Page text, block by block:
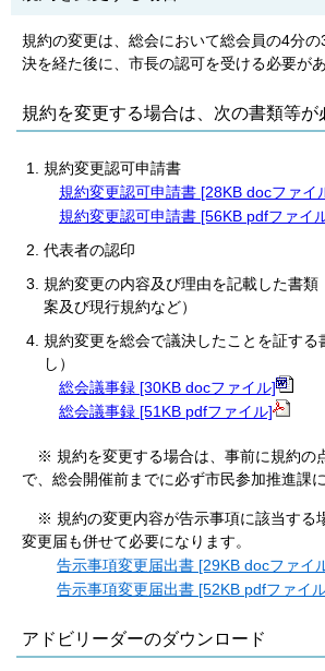
規約の変更は、総会において総会員の4分
決を経た後に、市長の認可を受ける必要があ
規約を変更する場合は、次の書類等が
規約変更認可申請書
規約変更認可申請書 [28KB docファイ
規約変更認可申請書 [56KB pdfファイ
代表者の認印
規約変更の内容及び理由を記載した書類
案及び現行規約など）
規約変更を総会で議決したことを証する
し）
総会議事録 [30KB docファイル]
総会議事録 [51KB pdfファイル]
※ 規約を変更する場合は、事前に規約の
で、総会開催前までに必ず市民参加推進課
※ 規約の変更内容が告示事項に該当する
変更届も併せて必要になります。
告示事項変更届出書 [29KB docファイ
告示事項変更届出書 [52KB pdfファイ
アドビリーダーのダウンロード